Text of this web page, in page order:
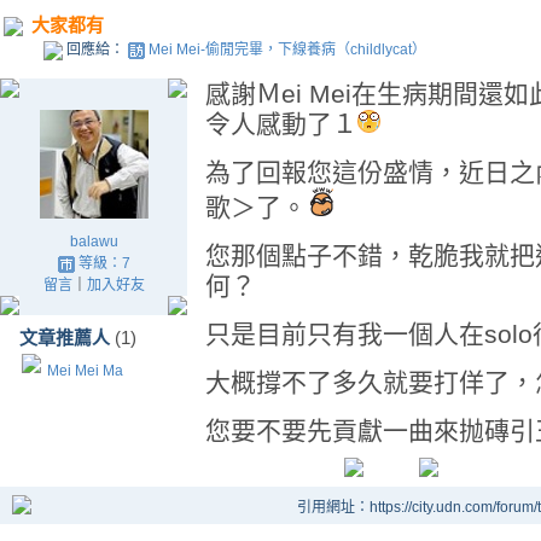
大家都有
回應給： Mei Mei-偷閒完畢，下線養病（childlycat）
balawu
等級：7
留言｜ 加入好友
文章推薦人 (1)
Mei Mei Ma
感謝Ｍei Mei在生病期間還如
令人感動了１
為了回報您這份盛情，近日
歌＞了。
您那個點子不錯，乾脆我就
何？
只是目前只有我一個人在solo
大概撐不了多久就要打佯了
您要不要先貢獻一曲來抛磚
引用網址：https://city.udn.com/